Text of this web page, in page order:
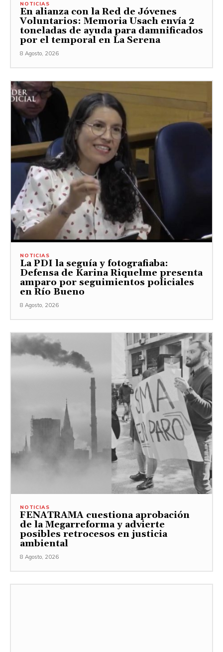
NOTICIAS
En alianza con la Red de Jóvenes
Voluntarios: Memoria Usach envía 2
toneladas de ayuda para damnificados
por el temporal en La Serena
8 Agosto, 2026
NOTICIAS
La PDI la seguía y fotografiaba:
Defensa de Karina Riquelme presenta
amparo por seguimientos policiales
en Río Bueno
8 Agosto, 2026
NOTICIAS
FENATRAMA cuestiona aprobación
de la Megarreforma y advierte
posibles retrocesos en justicia
ambiental
8 Agosto, 2026